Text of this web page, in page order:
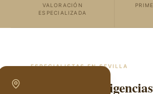
VALORACIÓN
ESPECIALIZADA
ESPECIALISTAS ENSEVILLA
Abogados de